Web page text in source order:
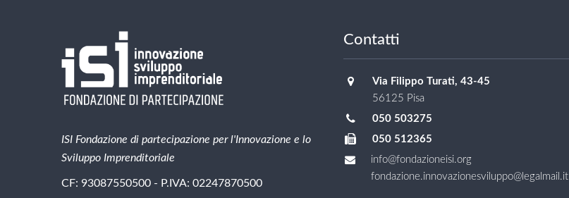
ISI Fondazione di partecipazione per l'Innovazione e lo
Sviluppo Imprenditoriale
CF: 93087550500 - P.IVA: 02247870500
Contatti
Via Filippo Turati, 43-45
56125 Pisa
050 503275
050 512365
info@fondazioneisi.org
fondazione.innovazionesviluppo@legalmail.it